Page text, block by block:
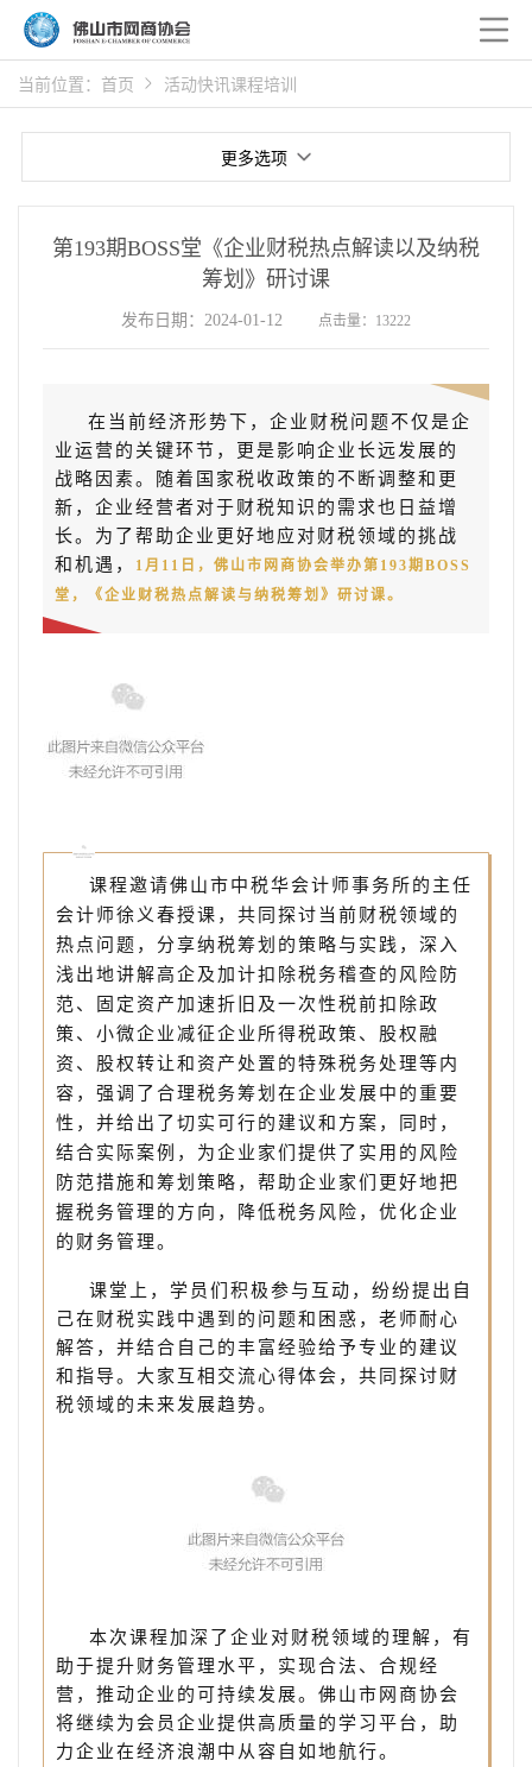
当前位置： 首页 活动快讯课程培训
更多选项
第193期BOSS堂《企业财税热点解读以及纳税
筹划》研讨课
发布日期：2024-01-12 点击量：13222
年终来到
在当前经济形势下，企业财税问题不仅是企
业运营的关键环节，更是影响企业长远发展的
战略因素。随着国家税收政策的不断调整和更
新，企业经营者对于财税知识的需求也日益增
长。为了帮助企业更好地应对财税领域的挑战
和机遇，
1月11日，佛山市网商协会举办第193期BOSS
堂，《企业财税热点解读与纳税筹划》研讨课。
课程邀请佛山市中税华会计师事务所的主任
会计师徐义春授课，共同探讨当前财税领域的
热点问题，分享纳税筹划的策略与实践，深入
浅出地讲解高企及加计扣除税务稽查的风险防
范、固定资产加速折旧及一次性税前扣除政
策、小微企业减征企业所得税政策、股权融
资、股权转让和资产处置的特殊税务处理等内
容，强调了合理税务筹划在企业发展中的重要
性，并给出了切实可行的建议和方案，同时，
结合实际案例，为企业家们提供了实用的风险
防范措施和筹划策略，帮助企业家们更好地把
握税务管理的方向，降低税务风险，优化企业
的财务管理。
课堂上，学员们积极参与互动，纷纷提出自
己在财税实践中遇到的问题和困惑，老师耐心
解答，并结合自己的丰富经验给予专业的建议
和指导。大家互相交流心得体会，共同探讨财
税领域的未来发展趋势。
本次课程加深了企业对财税领域的理解，有
助于提升财务管理水平，实现合法、合规经
营，推动企业的可持续发展。佛山市网商协会
将继续为会员企业提供高质量的学习平台，助
力企业在经济浪潮中从容自如地航行。